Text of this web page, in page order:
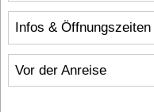
Infos & Öffnungszeiten
Vor der Anreise